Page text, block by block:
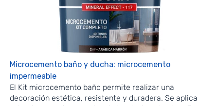
Microcemento baño y ducha: microcemento
impermeable
El Kit microcemento baño permite realizar una
decoración estética, resistente y duradera. Se aplica